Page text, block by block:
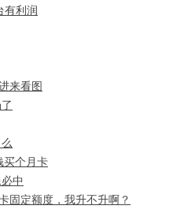
有利润
来看图
买个月卡
中
固定额度，我升不升啊？